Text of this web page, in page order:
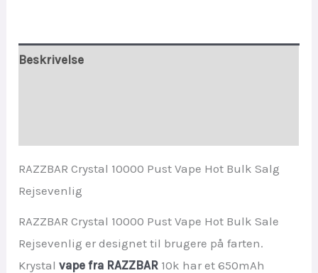
Beskrivelse
RAZZBAR Crystal 10000 Pust Vape Hot Bulk Salg
Rejsevenlig
RAZZBAR Crystal 10000 Pust Vape Hot Bulk Sale
Rejsevenlig er designet til brugere på farten.
Krystalvape fra RAZZBAR 10k har et 650mAh